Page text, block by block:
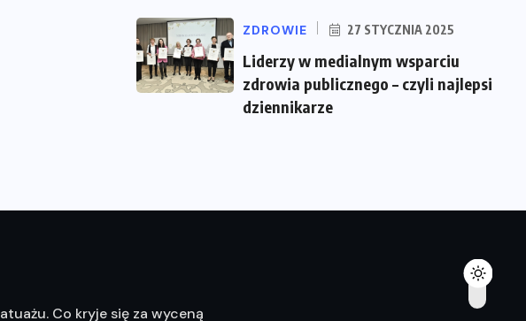
ZDROWIE 27 STYCZNIA 2025
Liderzy w medialnym wsparciu
zdrowia publicznego – czyli najlepsi
dziennikarze
Co kryje się za wyceną